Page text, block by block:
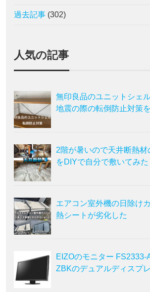
過去記事 (302)
人気の記事
無印良品のユニットシェ
地震の際の転倒防止対策
2階が暑いので天井断熱
をDIYで自分で敷いてみた
エアコン室外機の日除け
熱シートが劣化した
EIZOのモニター FS2333-
ZBKのデュアルディスプ